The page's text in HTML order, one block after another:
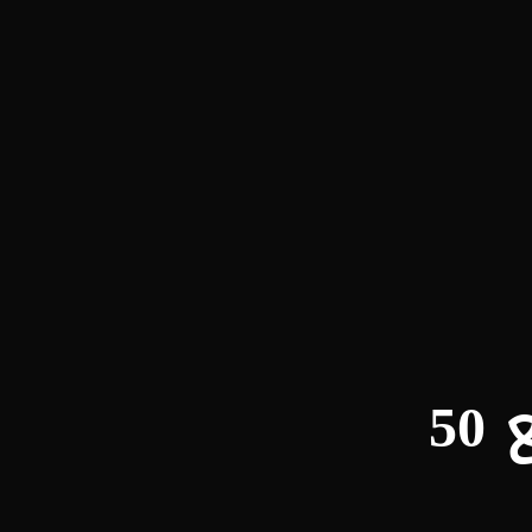
طرق ومواصلات دبي تتفقد عملية تصنيع 50